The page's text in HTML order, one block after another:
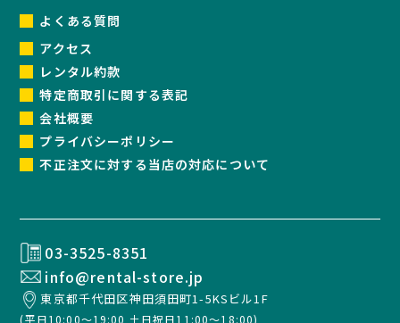
よくある質問
アクセス
レンタル約款
特定商取引に関する表記
会社概要
プライバシーポリシー
不正注文に対する当店の対応について
03-3525-8351
info@rental-store.jp
東京都千代田区神田須田町1-5KSビル1F
(平日10:00～19:00 土日祝日11:00～18:00)